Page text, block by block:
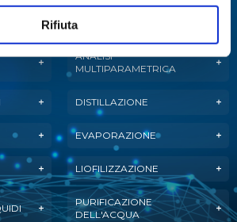
Rifiuta
applicazioni.
ANALISI
MULTIPARAMETRICA
DISTILLAZIONE
EVAPORAZIONE
LIOFILIZZAZIONE
PURIFICAZIONE
DELL'ACQUA